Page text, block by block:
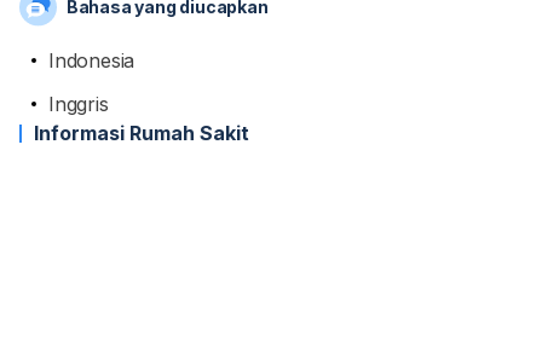
akupuntur.
Terakhir, dokter yang terdaftar sebagai anggota aktif
dari beberapa organisasi kesehatan, seperti Ikatan
Dokter Indonesia (IDI) dan Perhimpunan Dokter
Bahasa yang diucapkan
Indonesia
Inggris
Informasi Rumah Sakit